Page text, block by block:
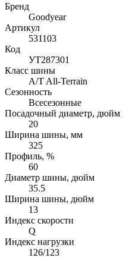
Бренд
Goodyear
Артикул
531103
Код
УТ287301
Класс шины
A/T All-Terrain
Сезонность
Всесезонные
Посадочный диаметр, дюйм
20
Ширина шины, мм
325
Профиль, %
60
Диаметр шины, дюйм
35.5
Ширина шины, дюйм
13
Индекс скорости
Q
Индекс нагрузки
126/123